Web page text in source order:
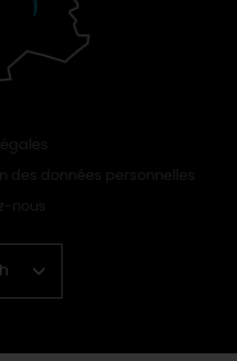
des données personnelles
nous